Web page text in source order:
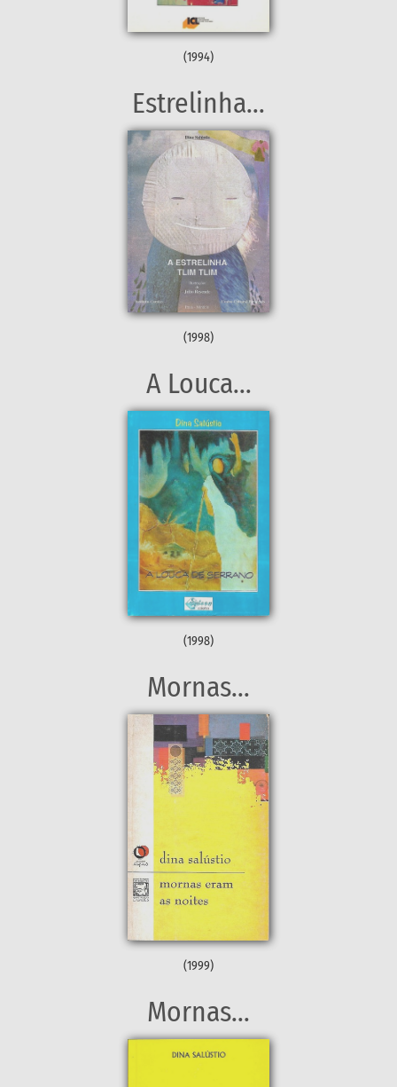
(1994)
Estrelinha...
(1998)
A Louca...
(1998)
Mornas...
(1999)
Mornas...